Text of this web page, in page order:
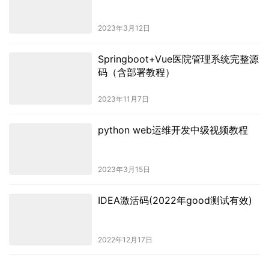
2023年3月12日
Springboot+Vue医院管理系统完整源
码（含部署教程）
2023年11月7日
python web运维开发中级视频教程
2023年3月15日
IDEA激活码(2022年good测试有效)
2022年12月17日